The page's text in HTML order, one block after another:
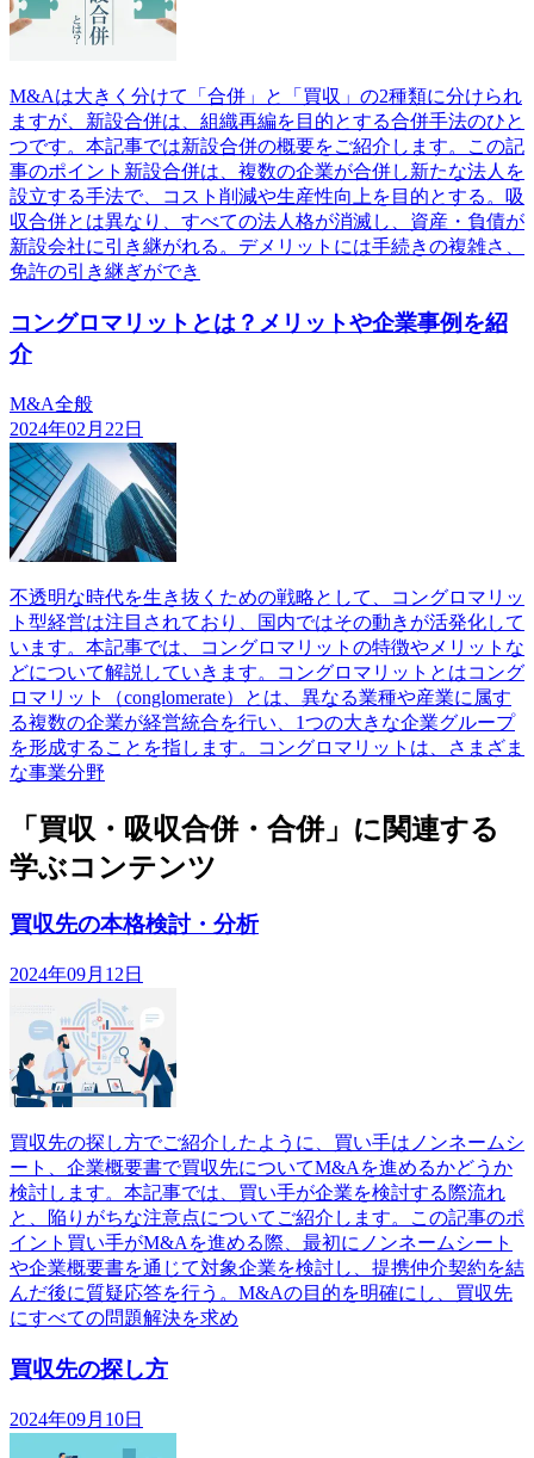
M&Aは大きく分けて「合併」と「買収」の2種類に分けられ
ますが、新設合併は、組織再編を目的とする合併手法のひと
つです。本記事では新設合併の概要をご紹介します。この記
事のポイント新設合併は、複数の企業が合併し新たな法人を
設立する手法で、コスト削減や生産性向上を目的とする。吸
収合併とは異なり、すべての法人格が消滅し、資産・負債が
新設会社に引き継がれる。デメリットには手続きの複雑さ、
免許の引き継ぎができ
コングロマリットとは？メリットや企業事例を紹
介
M&A全般
2024年02月22日
不透明な時代を生き抜くための戦略として、コングロマリッ
ト型経営は注目されており、国内ではその動きが活発化して
います。本記事では、コングロマリットの特徴やメリットな
どについて解説していきます。コングロマリットとはコング
ロマリット（conglomerate）とは、異なる業種や産業に属す
る複数の企業が経営統合を行い、1つの大きな企業グループ
を形成することを指します。コングロマリットは、さまざま
な事業分野
「買収・吸収合併・合併」に関連する
学ぶコンテンツ
買収先の本格検討・分析
2024年09月12日
買収先の探し方でご紹介したように、買い手はノンネームシ
ート、企業概要書で買収先についてM&Aを進めるかどうか
検討します。本記事では、買い手が企業を検討する際流れ
と、陥りがちな注意点についてご紹介します。この記事のポ
イント買い手がM&Aを進める際、最初にノンネームシート
や企業概要書を通じて対象企業を検討し、提携仲介契約を結
んだ後に質疑応答を行う。M&Aの目的を明確にし、買収先
にすべての問題解決を求め
買収先の探し方
2024年09月10日